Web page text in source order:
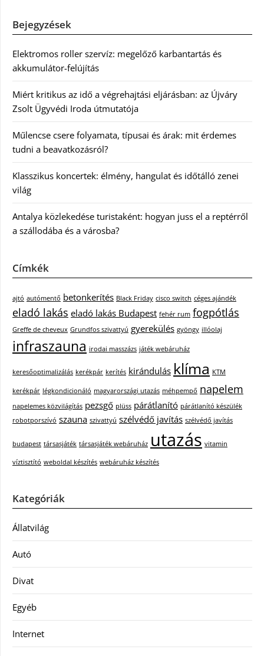
Bejegyzések
Elektromos roller szervíz: megelőző karbantartás és
akkumulátor-felújítás
Miért kritikus az idő a végrehajtási eljárásban: az Újváry
Zsolt Ügyvédi Iroda útmutatója
Műlencse csere folyamata, típusai és árak: mit érdemes
tudni a beavatkozásról?
Klasszikus koncertek: élmény, hangulat és időtálló zenei
világ
Antalya közlekedése turistaként: hogyan juss el a reptérről
a szállodába és a városba?
Címkék
ajtó autómentő betonkerítés Black Friday cisco switch céges ajándék
eladó lakás eladó lakás Budapest fehér rum fogpótlás
Greffe de cheveux Grundfos szivattyú gyerekülés gyöngy illóolaj
infraszauna irodai masszázs játék webáruház
keresőoptimalizálás kerékpár kerítés kirándulás klíma KTM
kerékpár légkondicionáló magyarországi utazás méhpempő napelem
napelemes közvilágítás pezsgő plüss párátlanító párátlanító készülék
robotporszívó szauna szivattyú szélvédő javítás szélvédő javítás
budapest társasjáték társasjáték webáruház utazás vitamin
víztisztító weboldal készítés webáruház készítés
Kategóriák
Állatvilág
Autó
Divat
Egyéb
Internet